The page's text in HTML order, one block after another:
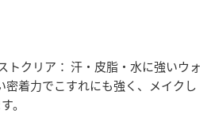
トクリア： 汗・皮脂・水に強いウォ
密着力でこすれにも強く、メイクし
。